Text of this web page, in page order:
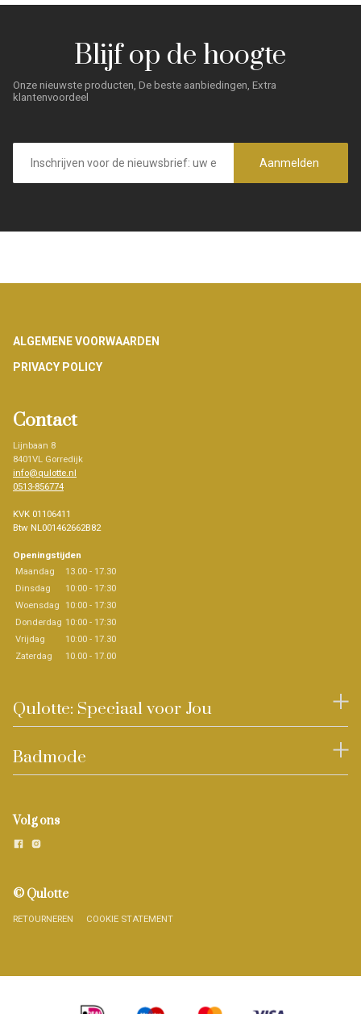
Blijf op de hoogte
Onze nieuwste producten, De beste aanbiedingen, Extra
klantenvoordeel
mailadres
Aanmelden
Footer
ALGEMENE VOORWAARDEN
PRIVACY POLICY
Contact
Lijnbaan 8
8401VL Gorredijk
info@qulotte.nl
0513-856774
KVK 01106411
Btw NL001462662B82
Openingstijden
Maandag
13.00 - 17.30
Dinsdag
10:00 - 17:30
Woensdag 10:00 - 17:30
Donderdag 10:00 - 17:30
Vrijdag
10:00 - 17.30
Zaterdag
10.00 - 17.00
Qulotte: Speciaal voor Jou
Badmode
Volg ons
© Qulotte
RETOURNEREN COOKIE STATEMENT